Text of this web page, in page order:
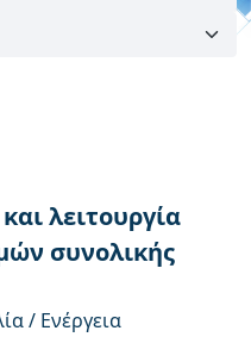
λειτουργία
συνολικής
/ Ενέργεια